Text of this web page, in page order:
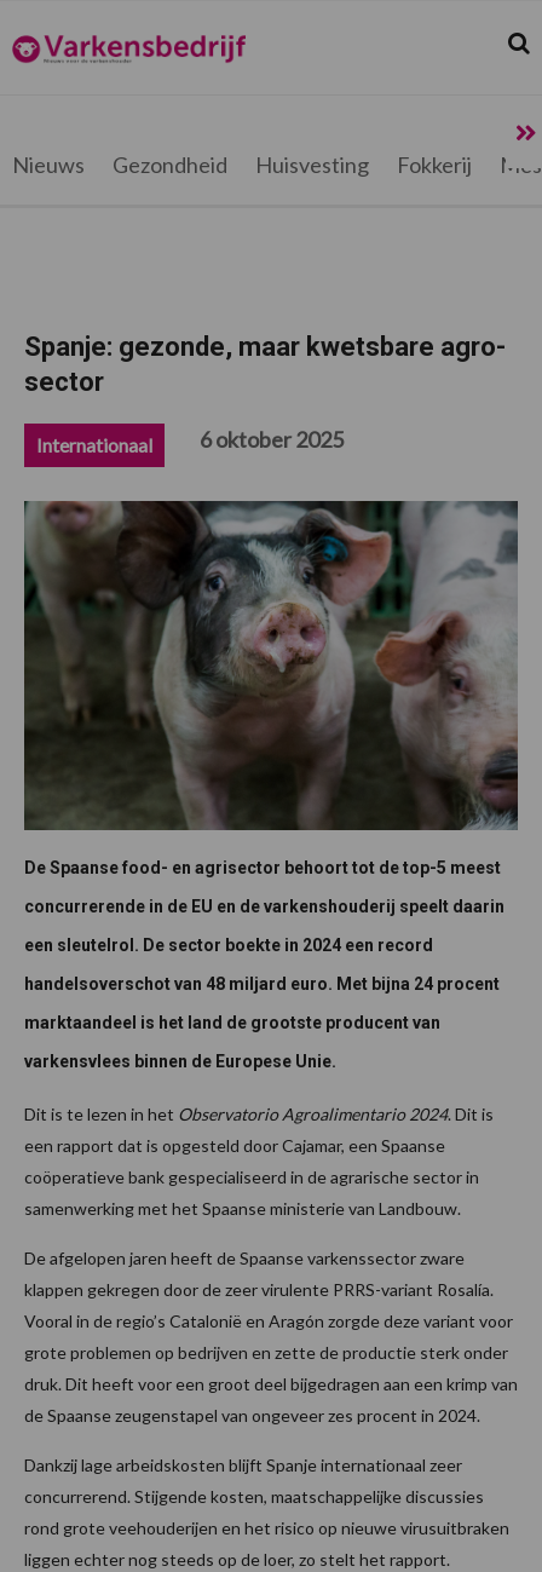
de
hoofdnavigatie
de
hoofd
de
eerste
de
voettekst
Varkensbedrijf.be
Nieuws Gezondheid Huisvesting Fokkerij
Spanje: gezonde, maar kwetsbare agro-
sector
Internationaal 6 oktober 2025
De Spaanse food- en agrisector behoort tot de top-5 meest
concurrerende in de EU en de varkenshouderij speelt daarin
een sleutelrol. De sector boekte in 2024 een record
handelsoverschot van 48 miljard euro. Met bijna 24 procent
marktaandeel is het land de grootste producent van
varkensvlees binnen de Europese Unie.
Dit is te lezen in het Observatorio Agroalimentario 2024. Dit is
een rapport dat is opgesteld door Cajamar, een Spaanse
coöperatieve bank gespecialiseerd in de agrarische sector in
samenwerking met het Spaanse ministerie van Landbouw.
De afgelopen jaren heeft de Spaanse varkenssector zware
klappen gekregen door de zeer virulente PRRS-variant Rosalía.
Vooral in de regio’s Catalonië en Aragón zorgde deze variant voor
grote problemen op bedrijven en zette de productie sterk onder
druk. Dit heeft voor een groot deel bijgedragen aan een krimp van
de Spaanse zeugenstapel van ongeveer zes procent in 2024.
Dankzij lage arbeidskosten blijft Spanje internationaal zeer
concurrerend. Stijgende kosten, maatschappelijke discussies
rond grote veehouderijen en het risico op nieuwe virusuitbraken
liggen echter nog steeds op de loer, zo stelt het rapport.